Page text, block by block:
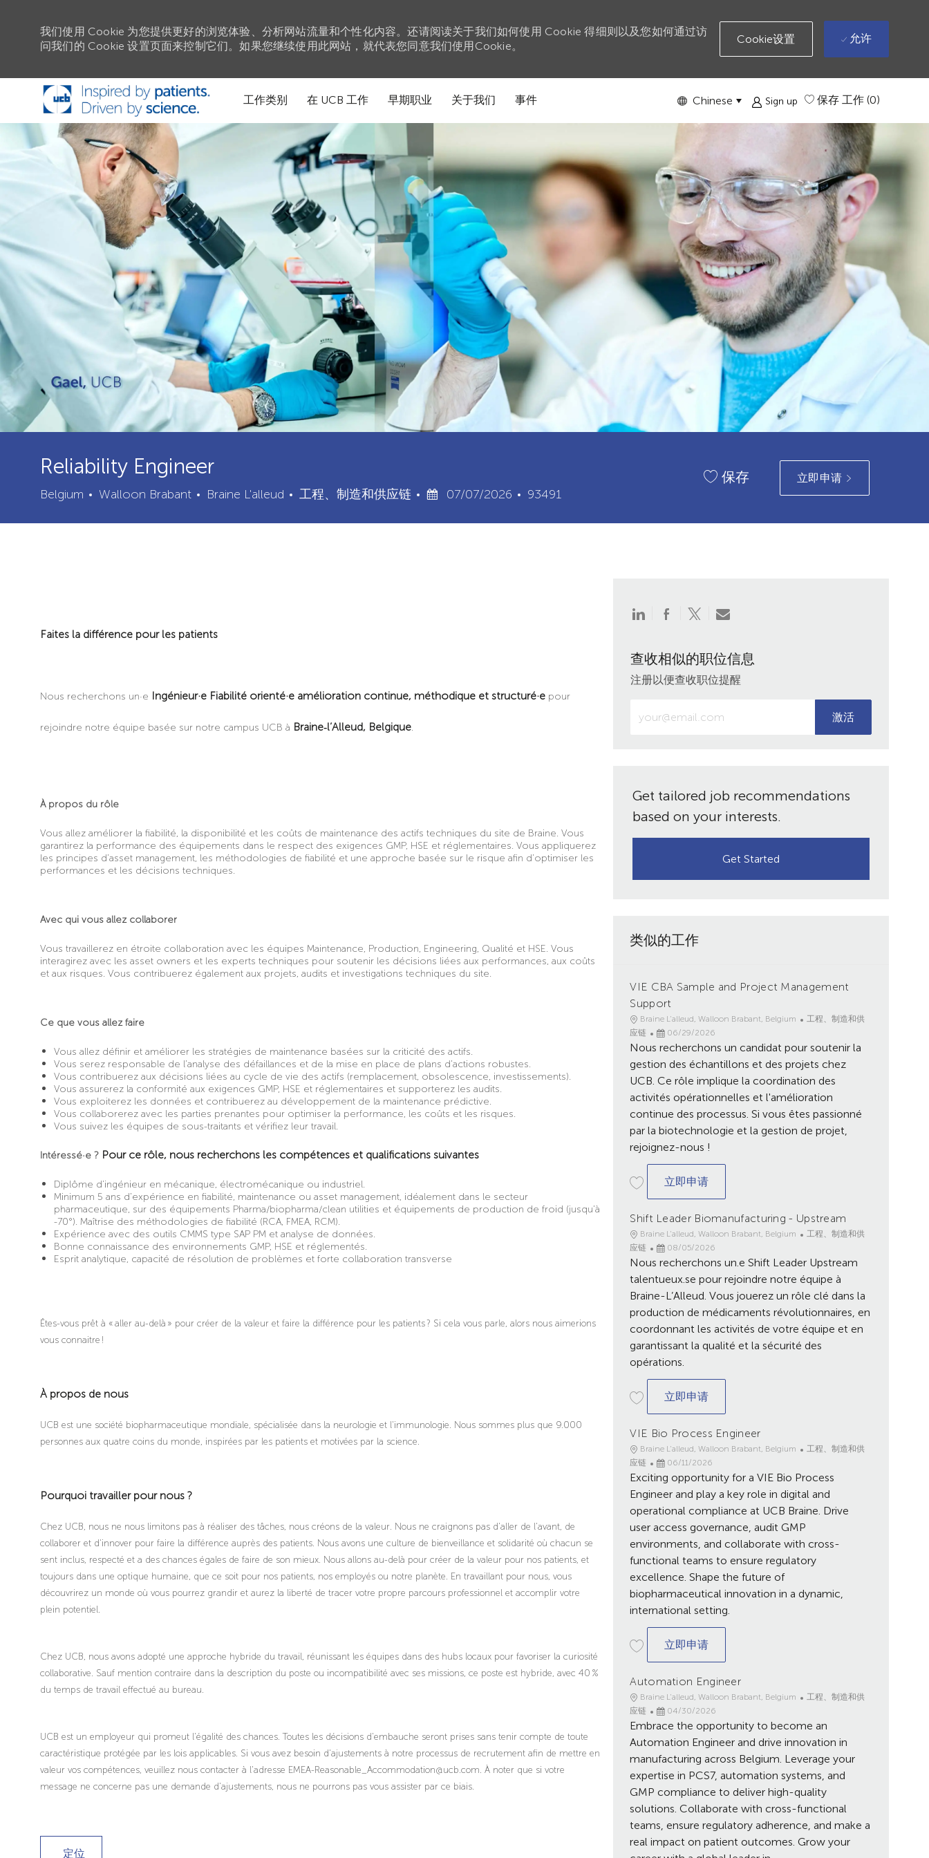
跳到主要内容
工作类别 在 UCB 工作 早期职业 关于我们 事件
Language
Chinese
Chinese Sign up 保存 工作 (0)
我们使用 Cookie 为您提供更好的浏览体验、分析网站流量和个性化内容。还请阅读关于我们如何使用 Cookie 得细则以及您如何通过访
问我们的 Cookie 设置页面来控制它们。如果您继续使用此网站，就代表您同意我们使用Cookie。
Cookie设置 允许
Reliability Engineer
Belgium Walloon Brabant
城
Braine L'alleud
类
工程、制造和供应链
已
07/07/2026
职
93491
保存 立即申请
Faites la différence pour les patients
Nous recherchons un·e Ingénieur·e Fiabilité orienté·e amélioration continue, méthodique et structuré·e pour
rejoindre notre équipe basée sur notre campus UCB à Braine‑l’Alleud, Belgique.
À propos du rôle
Vous allez améliorer la fiabilité, la disponibilité et les coûts de maintenance des actifs techniques du site de Braine. Vous
garantirez la performance des équipements dans le respect des exigences GMP, HSE et réglementaires. Vous appliquerez
les principes d’asset management, les méthodologies de fiabilité et une approche basée sur le risque afin d’optimiser les
performances et les décisions techniques.
Avec qui vous allez collaborer
Vous travaillerez en étroite collaboration avec les équipes Maintenance, Production, Engineering, Qualité et HSE. Vous
interagirez avec les asset owners et les experts techniques pour soutenir les décisions liées aux performances, aux coûts
et aux risques. Vous contribuerez également aux projets, audits et investigations techniques du site.
Ce que vous allez faire
Vous allez définir et améliorer les stratégies de maintenance basées sur la criticité des actifs.
Vous serez responsable de l’analyse des défaillances et de la mise en place de plans d’actions robustes.
Vous contribuerez aux décisions liées au cycle de vie des actifs (remplacement, obsolescence, investissements).
Vous assurerez la conformité aux exigences GMP, HSE et réglementaires et supporterez les audits.
Vous exploiterez les données et contribuerez au développement de la maintenance prédictive.
Vous collaborerez avec les parties prenantes pour optimiser la performance, les coûts et les risques.
Vous suivez les équipes de sous-traitants et vérifiez leur travail.
Intéressé·e ? Pour ce rôle, nous recherchons les compétences et qualifications suivantes
Diplôme d’ingénieur en mécanique, électromécanique ou industriel.
Minimum 5 ans d’expérience en fiabilité, maintenance ou asset management, idéalement dans le secteur
pharmaceutique, sur des équipements Pharma/biopharma/clean utilities et équipements de production de froid (jusqu’à
-70°). Maîtrise des méthodologies de fiabilité (RCA, FMEA, RCM).
Expérience avec des outils CMMS type SAP PM et analyse de données.
Bonne connaissance des environnements GMP, HSE et réglementés.
Esprit analytique, capacité de résolution de problèmes et forte collaboration transverse
Êtes-vous prêt à « aller au-delà » pour créer de la valeur et faire la différence pour les patients ? Si cela vous parle, alors nous aimerions
vous connaitre !
À propos de nous
UCB est une société biopharmaceutique mondiale, spécialisée dans la neurologie et l'immunologie. Nous sommes plus que 9.000
personnes aux quatre coins du monde, inspirées par les patients et motivées par la science.
Pourquoi travailler pour nous ?
Chez UCB, nous ne nous limitons pas à réaliser des tâches, nous créons de la valeur. Nous ne craignons pas d'aller de l'avant, de
collaborer et d'innover pour faire la différence auprès des patients. Nous avons une culture de bienveillance et solidarité où chacun se
sent inclus, respecté et a des chances égales de faire de son mieux. Nous allons au-delà pour créer de la valeur pour nos patients, et
toujours dans une optique humaine, que ce soit pour nos patients, nos employés ou notre planète. En travaillant pour nous, vous
découvrirez un monde où vous pourrez grandir et aurez la liberté de tracer votre propre parcours professionnel et accomplir votre
plein potentiel.
Chez UCB, nous avons adopté une approche hybride du travail, réunissant les équipes dans des hubs locaux pour favoriser la curiosité
collaborative. Sauf mention contraire dans la description du poste ou incompatibilité avec ses missions, ce poste est hybride, avec 40 %
du temps de travail effectué au bureau.
UCB est un employeur qui promeut l'égalité des chances. Toutes les décisions d'embauche seront prises sans tenir compte de toute
caractéristique protégée par les lois applicables. Si vous avez besoin d'ajustements à notre processus de recrutement afin de mettre en
valeur vos compétences, veuillez nous contacter à l'adresse EMEA-Reasonable_Accommodation@ucb.com. À noter que si votre
message ne concerne pas une demande d'ajustements, nous ne pourrons pas vous assister par ce biais.
定位
通
分
享
分
享
分
享
通
子
邮
件
查收相似的职位信息
注册以便查收职位提醒
入
件
址
（必
激活
Get tailored job recommendations
based on your interests.
Get Started
类似的工作
VIE CBA Sample and Project Management
Support
地
点
Braine L'alleud, Walloon Brabant, Belgium
类
工程、制造和供
应链
已
发
期
06/29/2026
Nous recherchons un candidat pour soutenir la
gestion des échantillons et des projets chez
UCB. Ce rôle implique la coordination des
activités opérationnelles et l'amélioration
continue des processus. Si vous êtes passionné
par la biotechnologie et la gestion de projet,
rejoignez-nous !
立即申请VIE CBA Sample and Project Management
Shift Leader Biomanufacturing - Upstream
地
点
Braine L'alleud, Walloon Brabant, Belgium
类
工程、制造和供
应链
已
发
布
期
08/05/2026
Nous recherchons un.e Shift Leader Upstream
talentueux.se pour rejoindre notre équipe à
Braine-L’Alleud. Vous jouerez un rôle clé dans la
production de médicaments révolutionnaires, en
coordonnant les activités de votre équipe et en
garantissant la qualité et la sécurité des
opérations.
立即申请Shift Leader Biomanufacturing - Upstream
VIE Bio Process Engineer
地
点
Braine L'alleud, Walloon Brabant, Belgium
类
工程、制造和供
应链
已
发
期
06/11/2026
Exciting opportunity for a VIE Bio Process
Engineer and play a key role in digital and
operational compliance at UCB Braine. Drive
user access governance, audit GMP
environments, and collaborate with cross-
functional teams to ensure regulatory
excellence. Shape the future of
biopharmaceutical innovation in a dynamic,
international setting.
立即申请VIE Bio Process Engineer
Automation Engineer
地
点
Braine L'alleud, Walloon Brabant, Belgium
类
工程、制造和供
应链
已
发
期
04/30/2026
Embrace the opportunity to become an
Automation Engineer and drive innovation in
manufacturing across Belgium. Leverage your
expertise in PCS7, automation systems, and
GMP compliance to deliver high-quality
solutions. Collaborate with cross-functional
teams, ensure regulatory adherence, and make a
real impact on patient outcomes. Grow your